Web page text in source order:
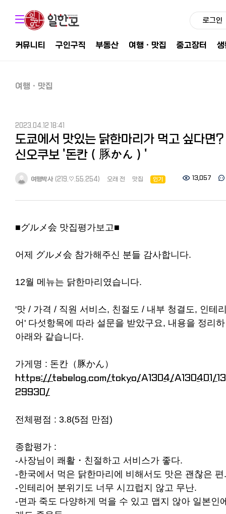
로그인
커뮤니티 구인구직 부동산 여행ㆍ맛집 중고장터
여행ㆍ맛집
2023.04.12 18:41
도쿄에서 맛있는 닭한마리가 먹고 싶다면?
신오쿠보 '돈칸（豚かん）'
여행박사 (219.♡.55.254) 오래 전 맛집 인기 13,057
■グルメ会 맛집평가보고■
어제 グルメ会 참가해주신 분들 감사합니다.
12월 메뉴는 닭한마리였습니다.
'맛 / 가격 / 직원 서비스, 친절도 / 내부 청결도, 인테
어' 다섯항목에 따라 설문을 받았구요, 내용을 정리
아래와 같습니다.
가게명 : 돈칸（豚かん）
https://tabelog.com/tokyo/A1304/A130401/
29930/
전체평점 : 3.8(5점 만점)
종합평가 :
-사장님이 쾌활・친절하고 서비스가 좋다.
-한국에서 먹은 닭한마리에 비해서도 맛은 괜찮은 편.
-인테리어 분위기도 너무 시끄럽지 않고 무난.
-면과 죽도 다양하게 먹을 수 있고 맵지 않아 일본인